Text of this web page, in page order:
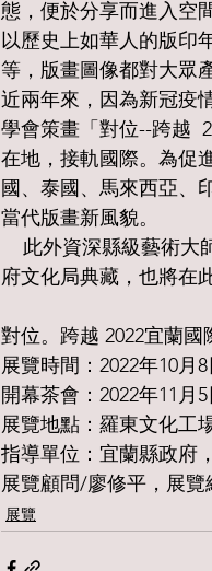
態，便於分享而進入空
以歷史上如華人的版印
等，版畫圖像都對大眾
近兩年來，因為新冠疫
學會策畫「對位--跨越
在地，接軌國際。為促
國、泰國、馬來西亞、
當代版畫新風貌。
府文化局典藏，也將在
對位。跨越 2022宜蘭國
展覽時間：2022年10月
開幕茶會：2022年11月
展覽地點：羅東文化工
指導單位：宜蘭縣政府
展覽顧問/廖修平，展
展覽